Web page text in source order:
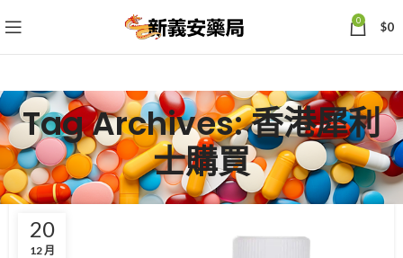
0 $0
Tag Archives: 香港犀利
士購買
20
12 月